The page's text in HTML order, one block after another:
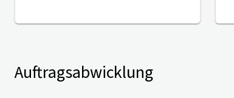
Auftragsabwicklung